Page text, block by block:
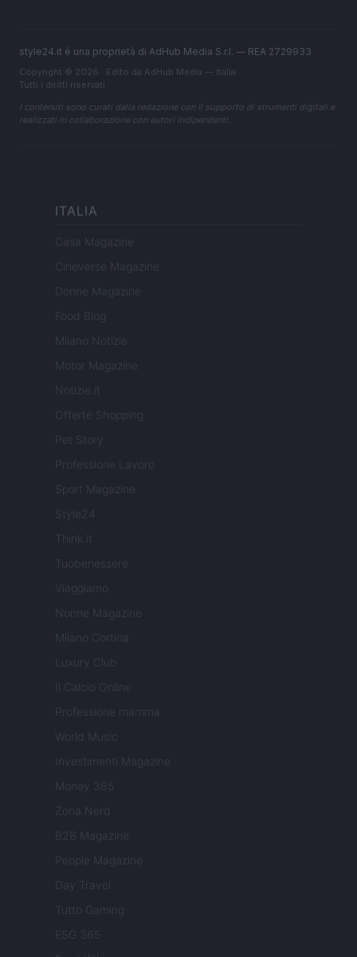
style24.it è una proprietà di AdHub Media S.r.l. — REA 2729933
Copyright © 2026 · Edito da AdHub Media — Italia
Tutti i diritti riservati
I contenuti sono curati dalla redazione con il supporto di strumenti digitali e
realizzati in collaborazione con autori indipendenti.
ITALIA
Casa Magazine
Cineverse Magazine
Donne Magazine
Food Blog
Milano Notizie
Motor Magazine
Notizie.it
Offerte Shopping
Pet Story
Professione Lavoro
Sport Magazine
Style24
Think.it
Tuobenessere
Viaggiamo
Nonne Magazine
Milano Cortina
Luxury Club
Il Calcio Online
Professione mamma
World Music
Investimenti Magazine
Money 365
Zona Nerd
B2B Magazine
People Magazine
Day Travel
Tutto Gaming
ESG 365